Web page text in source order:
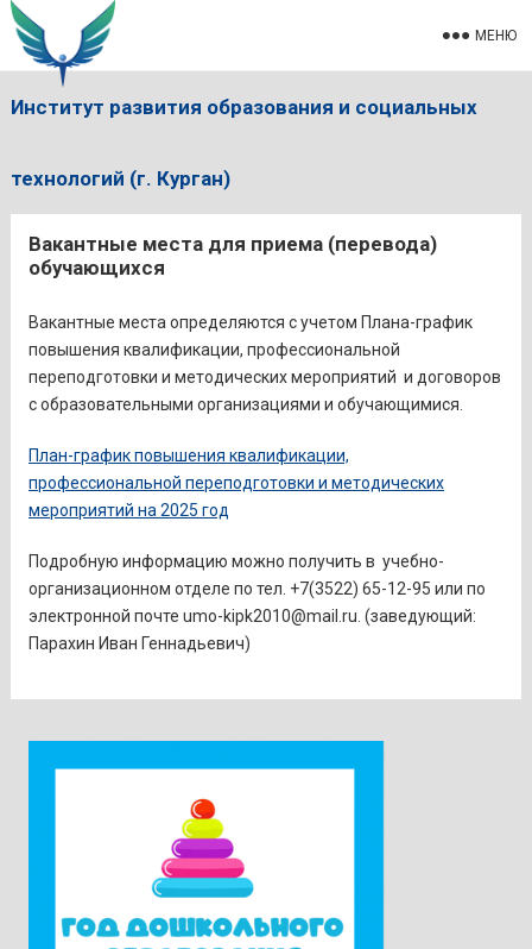
Институт развития образования и социальных
технологий (г. Курган)
МЕНЮ
Вакантные места для приема (перевода)
обучающихся
Вакантные места определяются с учетом Плана-график
повышения квалификации, профессиональной
переподготовки и методических мероприятий и договоров
с образовательными организациями и обучающимися.
План-график повышения квалификации,
профессиональной переподготовки и методических
мероприятий на 2025 год
Подробную информацию можно получить в учебно-
организационном отделе по тел. +7(3522) 65-12-95 или по
электронной почте umo-kipk2010@mail.ru. (заведующий:
Парахин Иван Геннадьевич)